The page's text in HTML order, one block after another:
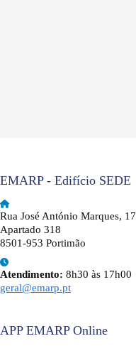
EMARP - Edifício SEDE
Rua José António Marques, 17
Apartado 318
8501-953 Portimão
Atendimento: 8h30 às 17h00
geral@emarp.pt
APP EMARP Online